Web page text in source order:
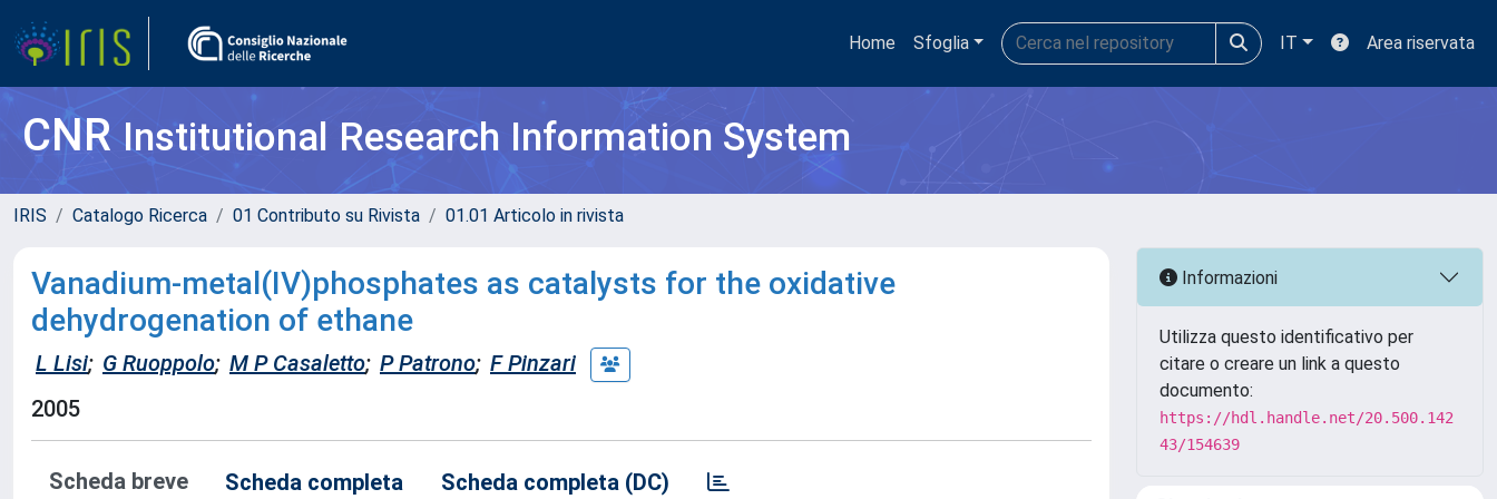
Home Sfoglia IT Area riservata
CNRInstitutional Research Information System
IRIS Catalogo Ricerca 01 Contributo su Rivista 01.01 Articolo in rivista
Vanadium-metal(IV)phosphates as catalysts for the oxidative
dehydrogenation of ethane
L Lisi; G Ruoppolo; M P Casaletto; P Patrono; F Pinzari
2005
Scheda breve Scheda completa Scheda completa (DC)
Informazioni
Utilizza questo identificativo per
citare o creare un link a questo
documento:
https://hdl.handle.net/20.500.142
43/154639